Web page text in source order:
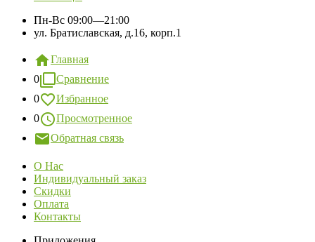
Пн-Вс 09:00—21:00
ул. Братиславская, д.16, корп.1
Главная
0
Сравнение
0
Избранное
0
Просмотренное
Обратная связь
О Нас
Индивидуальный заказ
Скидки
Оплата
Контакты